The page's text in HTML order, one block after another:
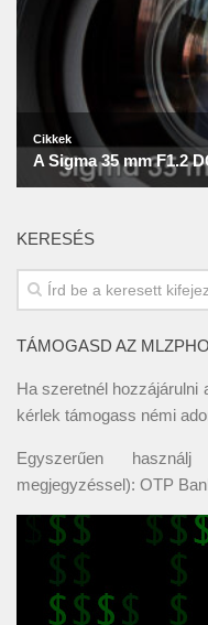
KERESÉS
TÁMOGASD AZ
Ha szeretnél hozzájárulni
kérlek támogass némi
Egyszerűen
megjegyzéssel): OTP